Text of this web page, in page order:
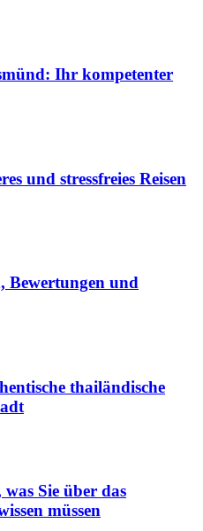
Ihr kompetenter
und stressfreies Reisen
Bewertungen und
thailändische
Sie über das
müssen